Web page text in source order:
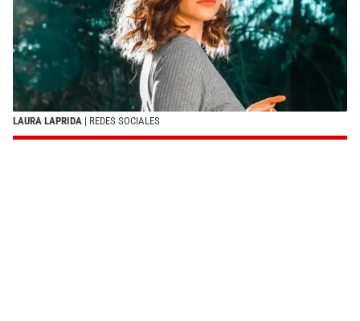
LAURA LAPRIDA | REDES SOCIALES